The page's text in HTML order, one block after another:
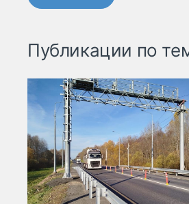
Публикации по